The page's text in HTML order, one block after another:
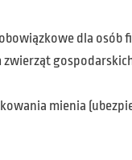
dla osób
mienia